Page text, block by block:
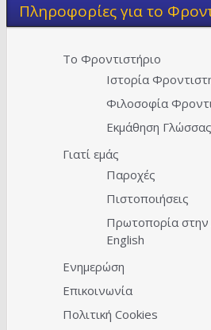
Πληροφορίες για το
Το Φροντιστήριο
Ιστορία
Φιλοσοφία
Εκμάθηση Γλώσσας
Γιατί εμάς
Παροχές
Πιστοποιήσεις
Πρωτοπορία στην
English
Ενημερώση
Επικοινωνία
Πολιτική Cookies